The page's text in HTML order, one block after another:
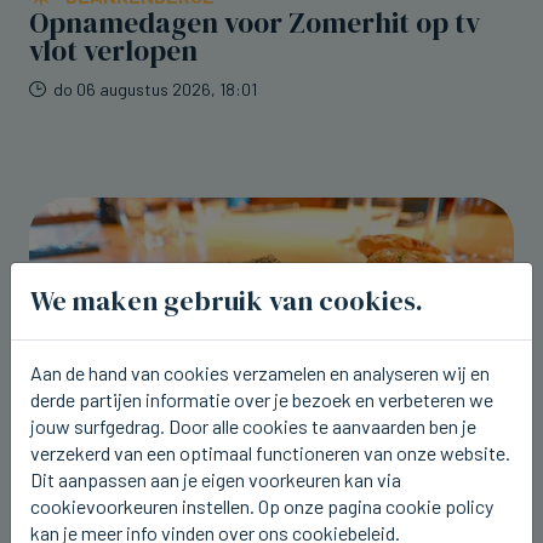
Opnamedagen voor Zomerhit op tv
vlot verlopen
do 06 augustus 2026, 18:01
BRUGGE
We maken gebruik van cookies.
Aan de hand van cookies verzamelen en analyseren wij en
derde partijen informatie over je bezoek en verbeteren we
jouw surfgedrag. Door alle cookies te aanvaarden ben je
verzekerd van een optimaal functioneren van onze website.
Dit aanpassen aan je eigen voorkeuren kan via
cookievoorkeuren instellen. Op onze pagina cookie policy
kan je meer info vinden over ons cookiebeleid.